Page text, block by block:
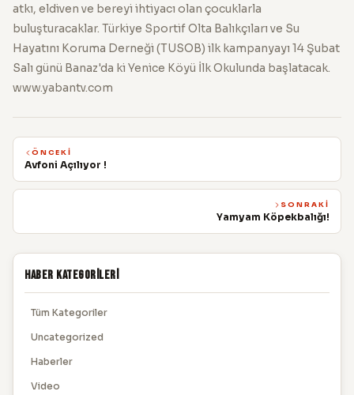
atkı, eldiven ve bereyi ihtiyacı olan çocuklarla
buluşturacaklar. Türkiye Sportif Olta Balıkçıları ve Su
Hayatını Koruma Derneği (TUSOB) ilk kampanyayı 14 Şubat
Salı günü Banaz'da ki Yenice Köyü İlk Okulunda başlatacak.
www.yabantv.com
ÖNCEKI
Avfoni Açılıyor !
SONRAKI
Yamyam Köpekbalığı!
Haber Kategorileri
Tüm Kategoriler
Uncategorized
Haberler
Video